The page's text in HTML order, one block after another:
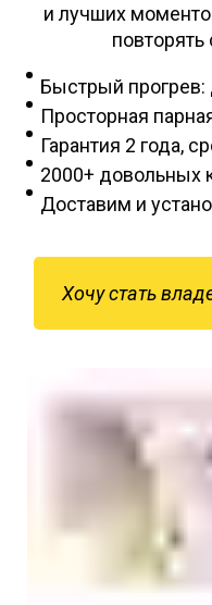
Хочу стать
и лучших
повторять
Быстрый прогрев:
Просторная
Гарантия 2 года,
2000+ довольных
Доставим и